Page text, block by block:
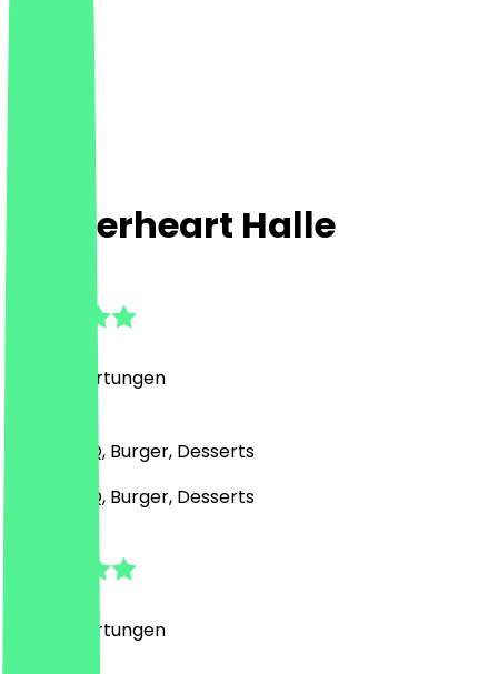
Burgerheart Halle
Bewertungen
Grill & BBQ, Burger, Desserts
Grill & BBQ, Burger, Desserts
Bewertungen